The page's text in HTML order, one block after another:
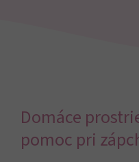
Domáce
pomoc pri